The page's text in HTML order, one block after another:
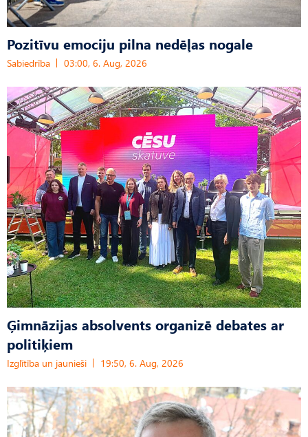
Pozitīvu emociju pilna nedēļas nogale
Sabiedrība 03:00, 6. Aug, 2026
Ģimnāzijas absolvents organizē debates ar
politiķiem
Izglītība un jaunieši 19:50, 6. Aug, 2026